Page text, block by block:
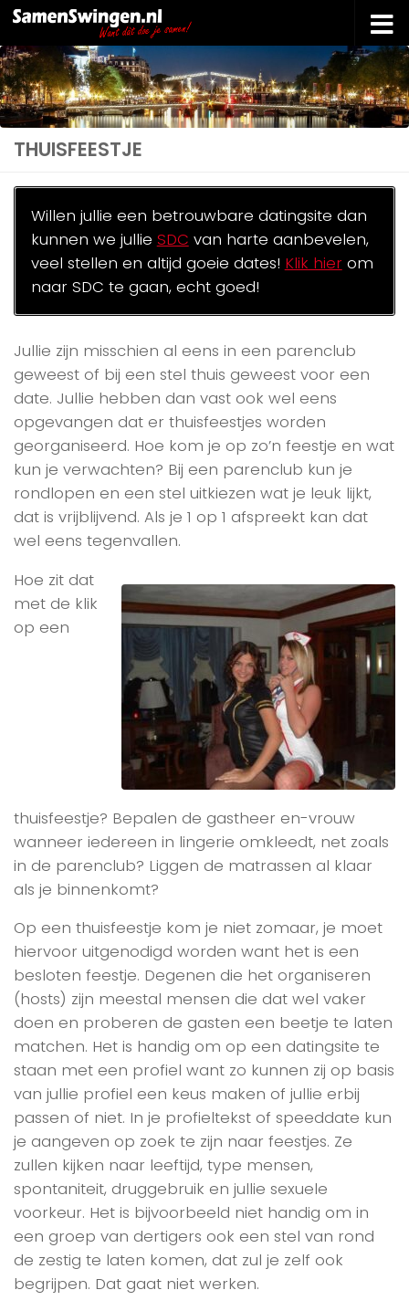
Doorgaan naar inhoud
THUISFEESTJE
Willen jullie een betrouwbare datingsite dan
kunnen we jullie SDC van harte aanbevelen,
veel stellen en altijd goeie dates! Klik hierom
naar SDC te gaan, echt goed!
Jullie zijn misschien al eens in een parenclub
geweest of bij een stel thuis geweest voor een
date. Jullie hebben dan vast ook wel eens
opgevangen dat er thuisfeestjes worden
georganiseerd. Hoe kom je op zo’n feestje en wat
kun je verwachten? Bij een parenclub kun je
rondlopen en een stel uitkiezen wat je leuk lijkt,
dat is vrijblijvend. Als je 1 op 1 afspreekt kan dat
wel eens tegenvallen.
Hoe zit dat
met de klik
op een
thuisfeestje? Bepalen de gastheer en-vrouw
wanneer iedereen in lingerie omkleedt, net zoals
in de parenclub? Liggen de matrassen al klaar
als je binnenkomt?
Op een thuisfeestje kom je niet zomaar, je moet
hiervoor uitgenodigd worden want het is een
besloten feestje. Degenen die het organiseren
(hosts) zijn meestal mensen die dat wel vaker
doen en proberen de gasten een beetje te laten
matchen. Het is handig om op een datingsite te
staan met een profiel want zo kunnen zij op basis
van jullie profiel een keus maken of jullie erbij
passen of niet. In je profieltekst of speeddate kun
je aangeven op zoek te zijn naar feestjes. Ze
zullen kijken naar leeftijd, type mensen,
spontaniteit, druggebruik en jullie sexuele
voorkeur. Het is bijvoorbeeld niet handig om in
een groep van dertigers ook een stel van rond
de zestig te laten komen, dat zul je zelf ook
begrijpen. Dat gaat niet werken.